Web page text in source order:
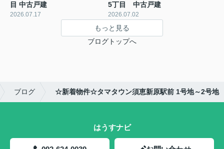
目 中古戸建
2026.07.17
5丁目 中古戸建
2026.07.02
もっと見る
ブログトップへ
ブログ ☆新着物件☆タマタウン須恵新原駅前 1号地～2号地
はうすナビ